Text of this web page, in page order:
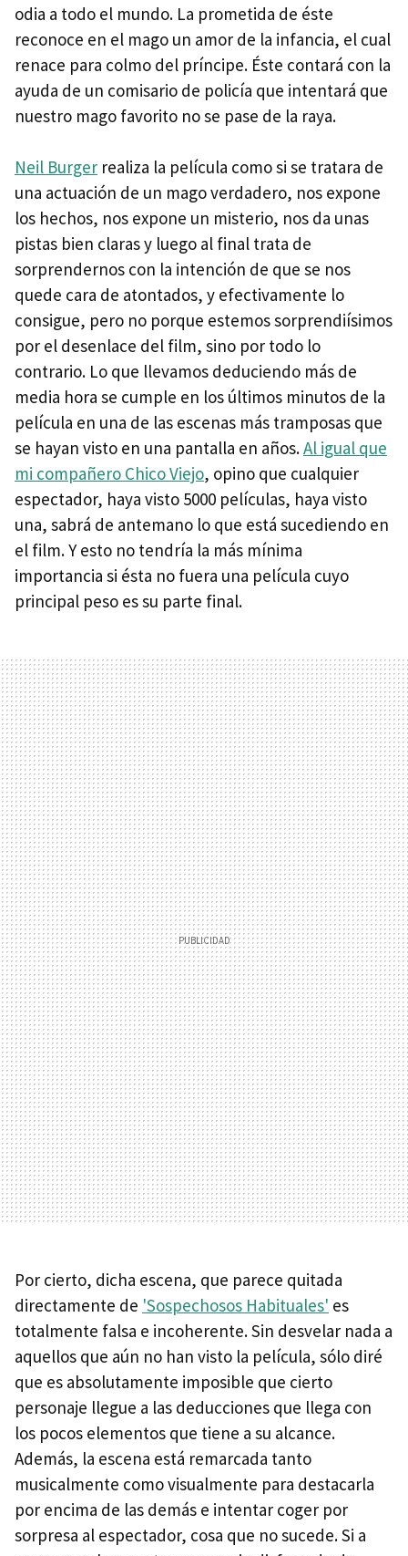
odia a todo el mundo. La prometida de éste
reconoce en el mago un amor de la infancia, el cual
renace para colmo del príncipe. Éste contará con la
ayuda de un comisario de policía que intentará que
nuestro mago favorito no se pase de la raya.
Neil Burger realiza la película como si se tratara de
una actuación de un mago verdadero, nos expone
los hechos, nos expone un misterio, nos da unas
pistas bien claras y luego al final trata de
sorprendernos con la intención de que se nos
quede cara de atontados, y efectivamente lo
consigue, pero no porque estemos sorprendiísimos
por el desenlace del film, sino por todo lo
contrario. Lo que llevamos deduciendo más de
media hora se cumple en los últimos minutos de la
película en una de las escenas más tramposas que
se hayan visto en una pantalla en años.Al igual que
mi compañero Chico Viejo, opino que cualquier
espectador, haya visto 5000 películas, haya visto
una, sabrá de antemano lo que está sucediendo en
el film. Y esto no tendría la más mínima
importancia si ésta no fuera una película cuyo
principal peso es su parte final.
Por cierto, dicha escena, que parece quitada
directamente de 'Sospechosos Habituales' es
totalmente falsa e incoherente. Sin desvelar nada a
aquellos que aún no han visto la película, sólo diré
que es absolutamente imposible que cierto
personaje llegue a las deducciones que llega con
los pocos elementos que tiene a su alcance.
Además, la escena está remarcada tanto
musicalmente como visualmente para destacarla
por encima de las demás e intentar coger por
sorpresa al espectador, cosa que no sucede. Si a